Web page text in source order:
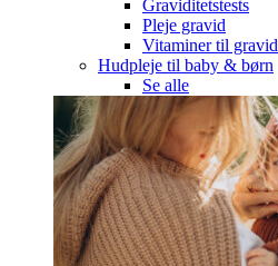
Graviditetstests
Pleje gravid
Vitaminer til
Hudpleje til baby & børn
Se alle